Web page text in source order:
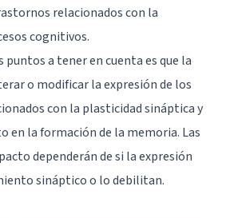
relacionados con la
cognitivos.
puntos a tener en cuenta es que la
o modificar la expresión de los
con la plasticidad sináptica y
en la formación de la memoria. Las
dependerán de si la expresión
sináptico o lo debilitan.